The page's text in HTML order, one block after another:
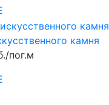
камня
пог.м